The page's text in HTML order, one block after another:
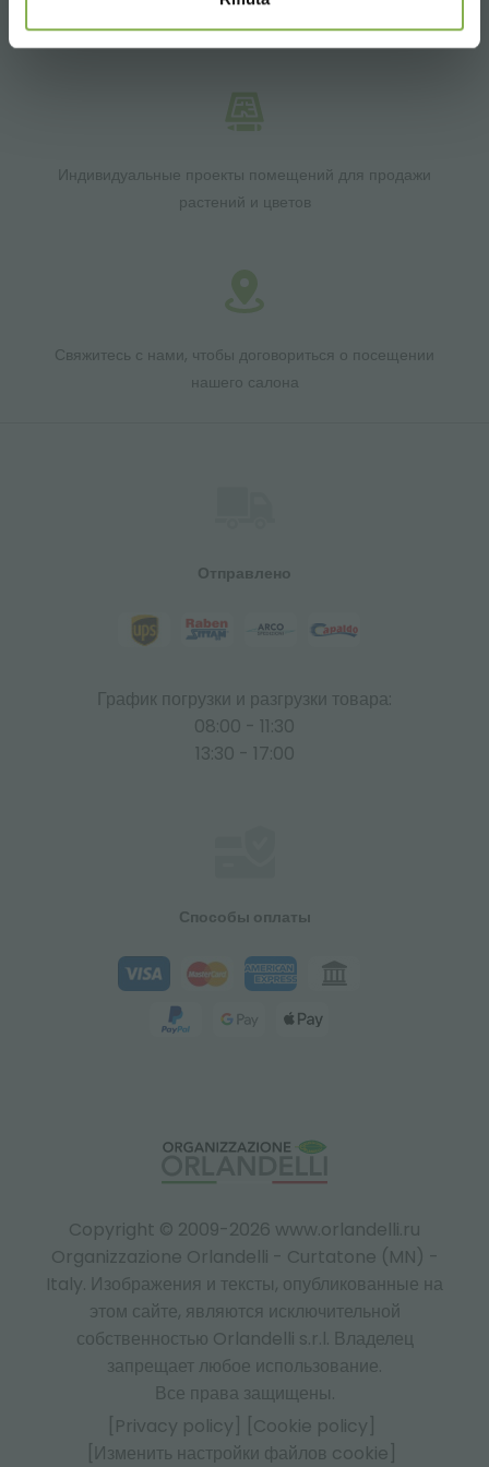
Индивидуальные проекты помещений для продажи
растений и цветов
Свяжитесь с нами, чтобы договориться о посещении
нашего салона
Copyright © 2009-2026 www.orlandelli.ru
Organizzazione Orlandelli - Curtatone (MN) -
Italy. Изображения и тексты, опубликованные на
этом сайте, являются исключительной
собственностью Orlandelli s.r.l. Владелец
запрещает любое использование.
Все права защищены.
[Privacy policy]
[Cookie policy]
[Изменить настройки файлов cookie]
Отправлено
График погрузки и разгрузки товара:
08:00 - 11:30
13:30 - 17:00
Способы оплаты